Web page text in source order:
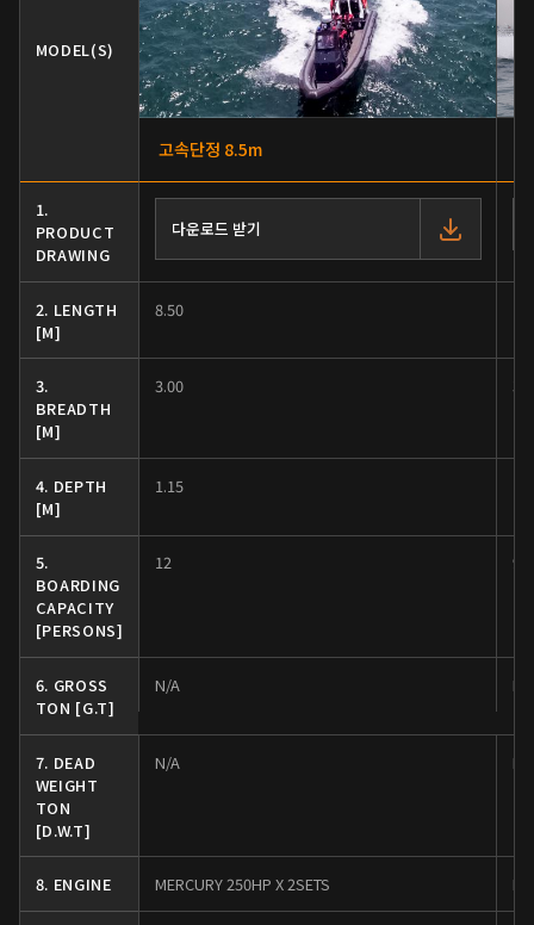
MODEL(S)
1.
PRODUCT
DRAWING
2. LENGTH
[M]
3.
BREADTH
[M]
4. DEPTH
[M]
5.
BOARDING
CAPACITY
[PERSONS]
6. GROSS
TON [G.T]
7. DEAD
WEIGHT
TON
[D.W.T]
8. ENGINE
고속단정 8.5m
다운로드 받기
8.50
3.00
1.15
12 9
N/A N/
N/A N/
MERCURY 250HP X 2SETS